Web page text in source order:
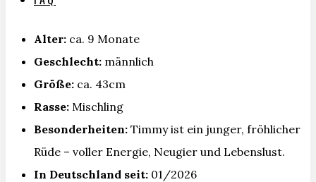
Alter: ca. 9 Monate
Geschlecht: männlich
Größe: ca. 43cm
Rasse: Mischling
Besonderheiten: Timmy ist ein junger, fröhlicher
Rüde – voller Energie, Neugier und Lebenslust.
In Deutschland seit: 01/2026